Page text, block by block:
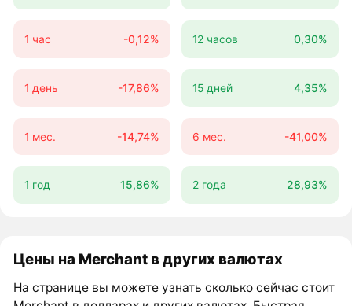
1 час -0,12% 12 часов 0,30%
1 день -17,86% 15 дней 4,35%
1 мес. -14,74% 6 мес. -41,00%
1 год 15,86% 2 года 28,93%
Цены на Merchant в других валютах
На странице вы можете узнать сколько сейчас стоит